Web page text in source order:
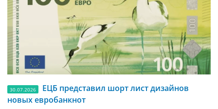
30.07.2026
ЕЦБ представил шорт лист дизайнов
новых евробанкнот